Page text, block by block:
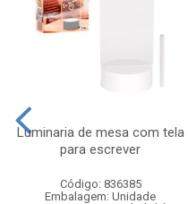
Luminaria de mesa com tela
para escrever
Código: 836385
Embalagem: Unidade